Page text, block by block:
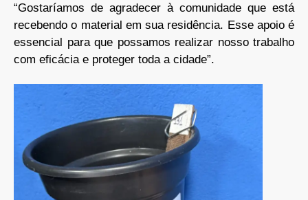
“Gostaríamos de agradecer à comunidade que está
recebendo o material em sua residência. Esse apoio é
essencial para que possamos realizar nosso trabalho
com eficácia e proteger toda a cidade”.